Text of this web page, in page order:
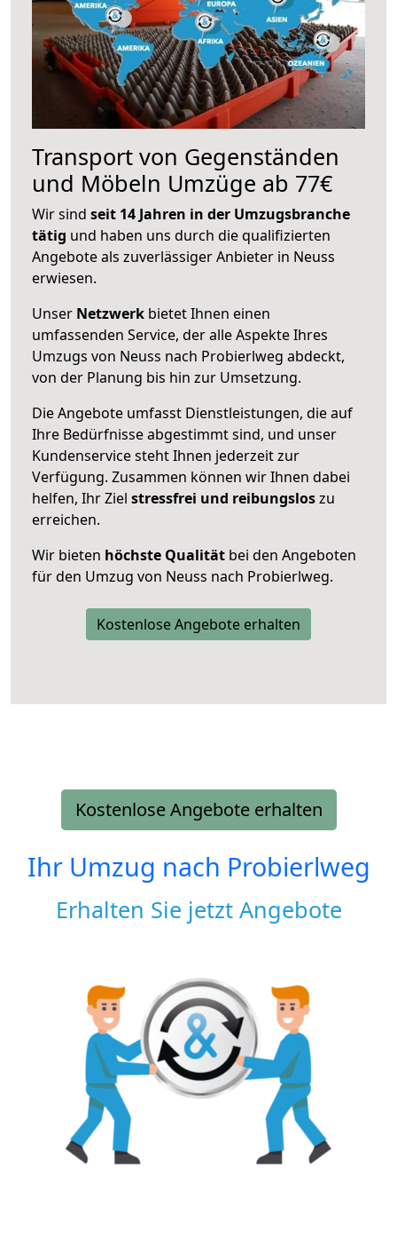
Transport von Gegenständen
und Möbeln Umzüge ab 77€
Wir sind seit 14 Jahren in der Umzugsbranche
tätig und haben uns durch die qualifizierten
Angebote als zuverlässiger Anbieter in Neuss
erwiesen.
Unser Netzwerk bietet Ihnen einen
umfassenden Service, der alle Aspekte Ihres
Umzugs von Neuss nach Probierlweg abdeckt,
von der Planung bis hin zur Umsetzung.
Die Angebote umfasst Dienstleistungen, die auf
Ihre Bedürfnisse abgestimmt sind, und unser
Kundenservice steht Ihnen jederzeit zur
Verfügung. Zusammen können wir Ihnen dabei
helfen, Ihr Ziel stressfrei und reibungsloszu
erreichen.
Wir bieten höchste Qualität bei den Angeboten
für den Umzug von Neuss nach Probierlweg.
Kostenlose Angebote erhalten
Kostenlose Angebote erhalten
Ihr Umzug nach Probierlweg
Erhalten Sie jetzt Angebote